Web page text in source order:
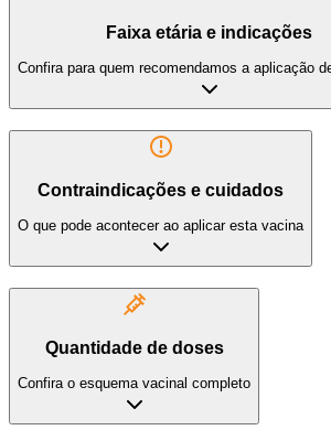
Faixa etária e indicações
Confira para quem recomendamos a aplicação
Contraindicações e cuidados
O que pode acontecer ao aplicar esta vacina
Quantidade de doses
Confira o esquema vacinal completo